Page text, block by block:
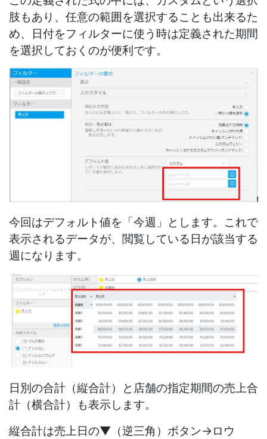
肢もあり、任意の範囲を選択することも出来るた
め、日付をフィルターに使う時は定義された期間
を選択しておくのが便利です。
今回はデフォルト値を「今週」とします。これで
表示されるデータが、閲覧している日が該当する
週になります。
日別の合計（縦合計）と店舗の指定期間の売上合
計（横合計）も表示します。
縦合計は売上日の▼（逆三角）ボタン→ロウ